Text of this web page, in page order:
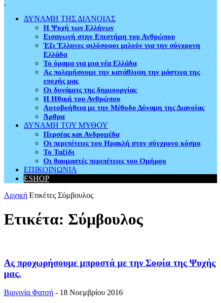
ΔΥΝΑΜΗ ΤΗΣ ΔΙΑΝΟΙΑΣ
Η Ψυχή των Ελλήνων
Εισαγωγή στην Επιστήμη του Ανθρώπου
Έξι Έλληνες φιλόσοφοι μιλούν για την σύγχρονη
Ελλάδα
Το όραμα για μια νέα Ελλάδα
Ας πολεμήσουμε την κατάθλιψη την μάστιγα της
εποχής μας
Οι δυνάμεις της δημιουργίας
Η Ηθική του Ανθρώπου
Αυτοβοήθεια με την Μέθοδο Δύναμη της Διανοίας
Άρθρα
ΔΥΝΑΜΗ ΤΟΥ ΜΥΘΟΥ
Περσέας και Ανδρομέδα
Οι περιπέτειες του Ηρακλή στον σύγχρονο κόσμο
Το Ταξίδι
Οι θαυμαστές περιπέτειες του Ομήρου
ΕΠΙΚΟΙΝΩΝΙΑ
ESHOP
Αρχική Ετικέτες Σύμβουλος
Ετικέτα: Σύμβουλος
Ας προχωρήσουμε μπροστά με την Σοφία της Ψυχής
μας.
Βιργινία Φατσή - 18 Νοεμβρίου 2016